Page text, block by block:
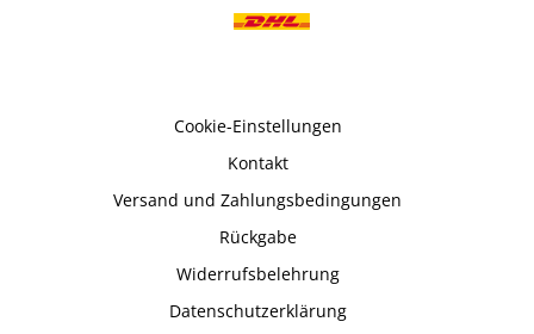
Cookie-Einstellungen
Kontakt
Versand und Zahlungsbedingungen
Rückgabe
Widerrufsbelehrung
Datenschutzerklärung